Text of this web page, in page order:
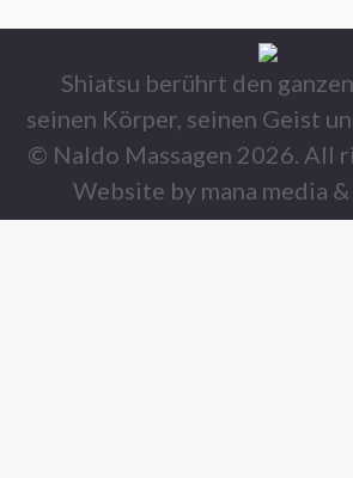
Shiatsu berührt den
seinen Körper, seinen Geist
© Naldo Massagen 2026. All
Website by mana media